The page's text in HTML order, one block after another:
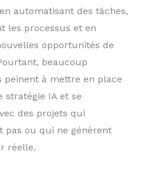
automatisant des tâches,
les processus et en
opportunités de
beaucoup
peinent à mettre en place
stratégie IA et se
des projets qui
pas ou qui ne génèrent
réelle.